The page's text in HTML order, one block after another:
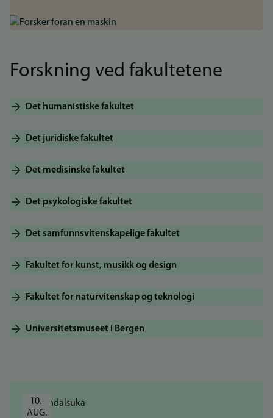
Bilde
Forskning ved fakultetene
Det humanistiske fakultet
Det juridiske fakultet
Det medisinske fakultet
Det psykologiske fakultet
Det samfunnsvitenskapelige fakultet
Fakultet for kunst, musikk og design
Fakultet for naturvitenskap og teknologi
Universitetsmuseet i Bergen
10.
AUG.